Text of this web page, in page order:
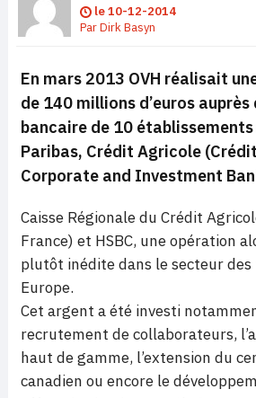
le10-12-2014
ParDirk Basyn
En mars 2013 OVH réalisait
de 140 millions d’euros auprès
bancaire de 10 établissements
Paribas, Crédit Agricole
Corporate and Investment
Caisse Régionale du Crédit
France) et HSBC, une opération
plutôt inédite dans le secteur des
Europe.
Cet argent a été investi
recrutement de collaborateurs,
haut de gamme, l’extension du
canadien ou encore le